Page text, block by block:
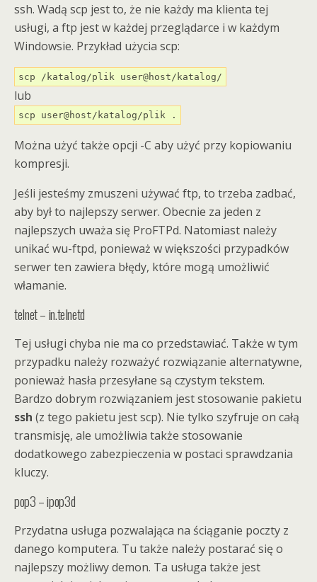
ssh. Wadą scp jest to, że nie każdy ma klienta tej
usługi, a ftp jest w każdej przeglądarce i w każdym
Windowsie. Przykład użycia scp:
scp /katalog/plik user@host/katalog/
lub
scp user@host/katalog/plik .
Można użyć także opcji -C aby użyć przy kopiowaniu
kompresji.
Jeśli jesteśmy zmuszeni używać ftp, to trzeba zadbać,
aby był to najlepszy serwer. Obecnie za jeden z
najlepszych uważa się ProFTPd. Natomiast należy
unikać wu-ftpd, ponieważ w większości przypadków
serwer ten zawiera błędy, które mogą umożliwić
włamanie.
telnet – in.telnetd
Tej usługi chyba nie ma co przedstawiać. Także w tym
przypadku należy rozważyć rozwiązanie alternatywne,
ponieważ hasła przesyłane są czystym tekstem.
Bardzo dobrym rozwiązaniem jest stosowanie pakietu
ssh (z tego pakietu jest scp). Nie tylko szyfruje on całą
transmisję, ale umożliwia także stosowanie
dodatkowego zabezpieczenia w postaci sprawdzania
kluczy.
pop3 – ipop3d
Przydatna usługa pozwalająca na ściąganie poczty z
danego komputera. Tu także należy postarać się o
najlepszy możliwy demon. Ta usługa także jest